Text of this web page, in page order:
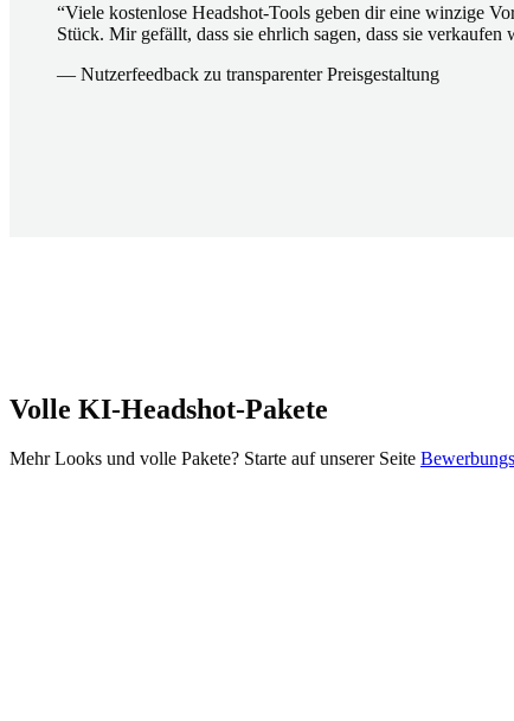
“Viele kostenlose Headshot-Tools geben dir eine winzige
Stück. Mir gefällt, dass sie ehrlich sagen, dass sie
— Nutzerfeedback zu transparenter Preisgestaltung
Volle KI-Headshot-Pakete
Mehr Looks und volle Pakete? Starte auf unserer Seite